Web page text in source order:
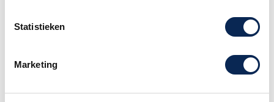
Statistieken
Marketing
Aansluitingen;
1 monitoringang - 3,5 mm stereo jack
1 sustainpedaalingang - 6,35 mm jack.